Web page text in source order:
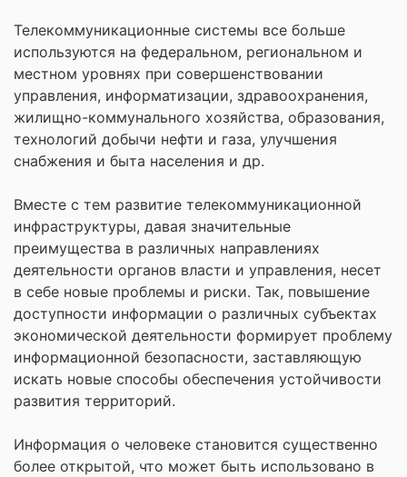
Телекоммуникационные системы все больше
используются на федеральном, региональном и
местном уровнях при совершенствовании
управления, информатизации, здравоохранения,
жилищно-коммунального хозяйства, образования,
технологий добычи нефти и газа, улучшения
снабжения и быта населения и др.
Вместе с тем развитие телекоммуникационной
инфраструктуры, давая значительные
преимущества в различных направлениях
деятельности органов власти и управления, несет
в себе новые проблемы и риски. Так, повышение
доступности информации о различных субъектах
экономической деятельности формирует проблему
информационной безопасности, заставляющую
искать новые способы обеспечения устойчивости
развития территорий.
Информация о человеке становится существенно
более открытой, что может быть использовано в